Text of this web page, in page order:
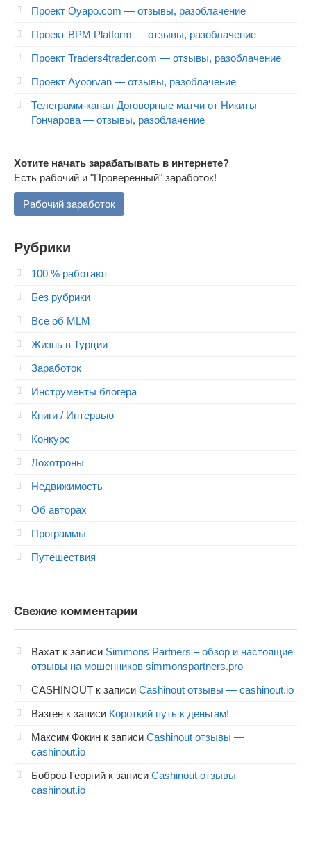
Проект Oyapo.com — отзывы, разоблачение
Проект BPM Platform — отзывы, разоблачение
Проект Traders4trader.com — отзывы, разоблачение
Проект Ayoorvan — отзывы, разоблачение
Телеграмм-канал Договорные матчи от Никиты
Гончарова — отзывы, разоблачение
Хотите начать зарабатывать в интернете?
Есть рабочий и "Проверенный" заработок!
Рабочий заработок
Рубрики
100 % работают
Без рубрики
Все об MLM
Жизнь в Турции
Заработок
Инструменты блогера
Книги / Интервью
Конкурс
Лохотроны
Недвижимость
Об авторах
Программы
Путешествия
Свежие комментарии
Вахат к записи Simmons Partners – обзор и настоящие
отзывы на мошенников simmonspartners.pro
CASHINOUT к записи Cashinout отзывы — cashinout.io
Вазген к записи Короткий путь к деньгам!
Максим Фокин к записи Cashinout отзывы —
cashinout.io
Бобров Георгий к записи Cashinout отзывы —
cashinout.io